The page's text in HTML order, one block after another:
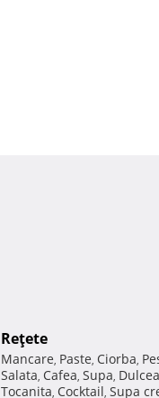
Reţete
Mancare, Paste, Ciorba,
Salata, Cafea, Supa,
Tocanita, Cocktail, Supa